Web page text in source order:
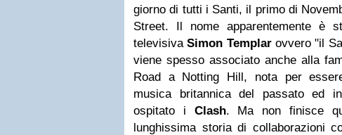
giorno di tutti i Santi, il primo di
Street. Il nome apparentemente è
televisivaSimon Templarovvero "il
viene spesso associato anche alla
Road a Notting Hill, nota per
musica britannica del passato ed
ospitato i Clash. Ma non finisce
lunghissima storia di collaborazioni